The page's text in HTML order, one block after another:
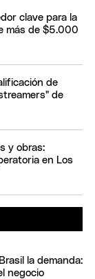
clave para la
más de $5.000
de
de
y obras:
en Los
la demanda:
negocio